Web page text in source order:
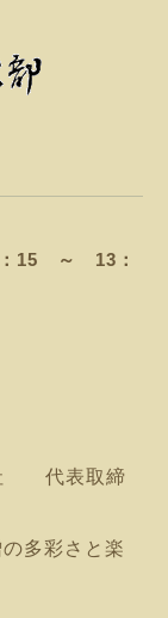
15 ～ 13：
表取締
多彩さと楽